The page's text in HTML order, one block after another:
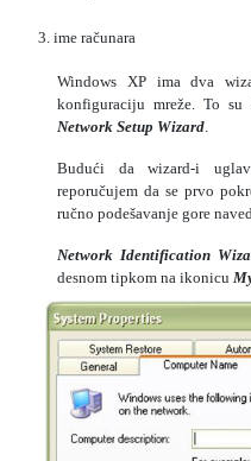
3. ime računara
Windows XP ima dva
konfiguraciju mreže. To su
Network Setup Wizard.
Budući da wizard-i
reporučujem da se prvo
ručno podešavanje gore
Network Identification
desnom tipkom na ikonicu